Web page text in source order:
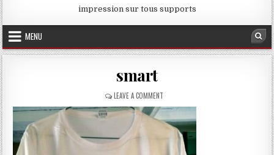
impression sur tous supports
MENU
smart
LEAVE A COMMENTON
SMART